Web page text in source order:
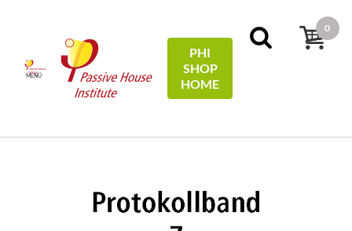
MENÜ
PHI
SHOP
HOME
0
Protocols 07 - Stromsparen im Passivhaus